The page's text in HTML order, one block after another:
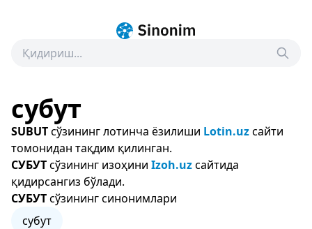
субут
SUBUTсўзининг лотинча ёзилиши Lotin.uzсайти
томонидан тақдим қилинган.
СУБУТсўзининг изоҳини Izoh.uzсайтида
қидирсангиз бўлади.
СУБУТсўзининг синонимлари
субут